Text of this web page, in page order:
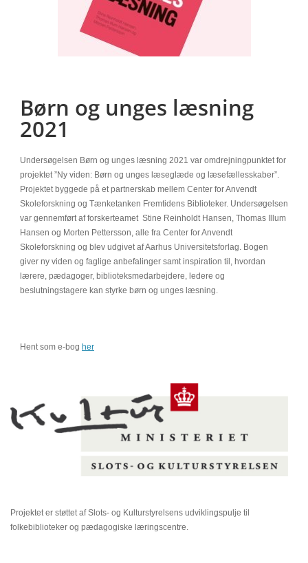
Børn og unges læsning
2021
Undersøgelsen Børn og unges læsning 2021 var omdrejningpunktet for
projektet ”Ny viden: Børn og unges læseglæde og læsefællesskaber”.
Projektet byggede på et partnerskab mellem Center for Anvendt
Skoleforskning og Tænketanken Fremtidens Biblioteker. Undersøgelsen
var gennemført af forskerteamet Stine Reinholdt Hansen, Thomas Illum
Hansen og Morten Pettersson, alle fra Center for Anvendt
Skoleforskning og blev udgivet af Aarhus Universitetsforlag. Bogen
giver ny viden og faglige anbefalinger samt inspiration til, hvordan
lærere, pædagoger, biblioteksmedarbejdere, ledere og
beslutningstagere kan styrke børn og unges læsning.
Hent som e-bog her
Projektet er støttet af Slots- og Kulturstyrelsens udviklingspulje til
folkebiblioteker og pædagogiske læringscentre.